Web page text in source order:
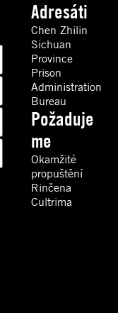
Adresáti
Chen Zhilin
Sichuan
Province
Prison
Administration
Bureau
Požaduje
me
Okamžité
propuštění
Rinčena
Cultrima